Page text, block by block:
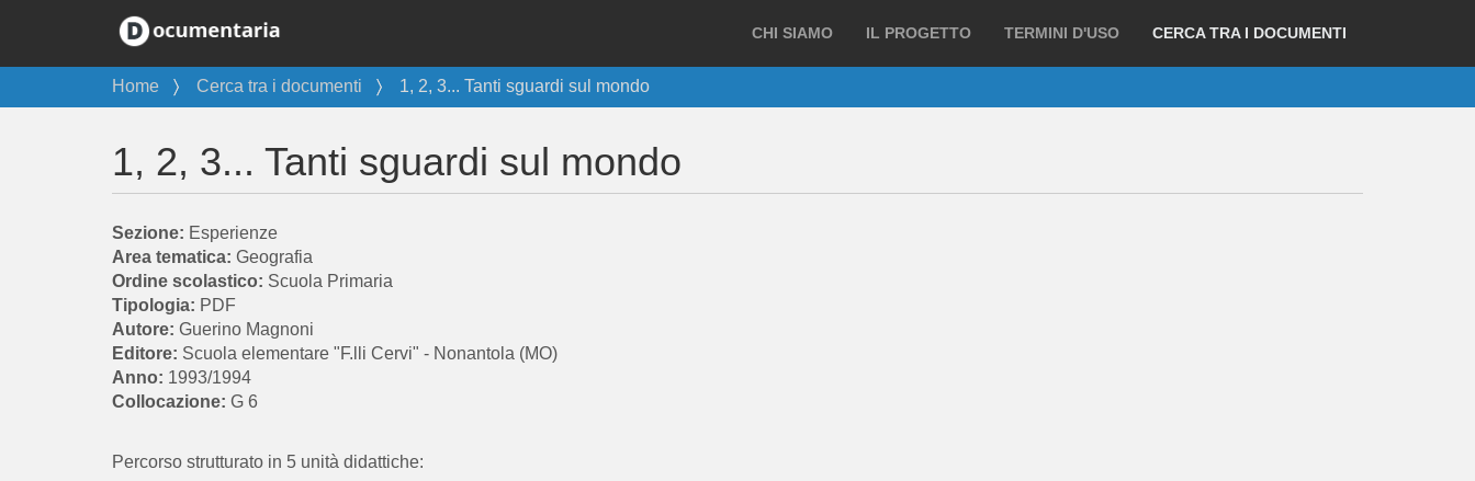
CHI SIAMO IL PROGETTO TERMINI D'USO CERCA TRA I DOCUMENTI
T
u
e
i
u
i
:
Home Cerca tra i documenti 1, 2, 3... Tanti sguardi sul mondo
1, 2, 3... Tanti sguardi sul mondo
Esperienze
Geografia
Scuola Primaria
PDF
Guerino Magnoni
Scuola elementare "F.lli Cervi" - Nonantola (MO)
1993/1994
G 6
Percorso strutturato in 5 unità didattiche: